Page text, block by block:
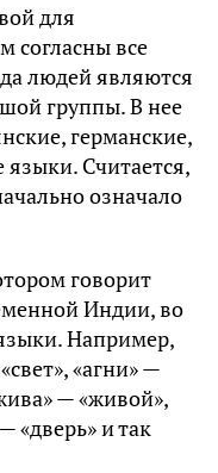
для
согласны все
людей являются
группы. В нее
германские,
языки. Считается,
означало
говорит
Индии, во
Например,
«агни» —
— «живой»,
«дверь» и так